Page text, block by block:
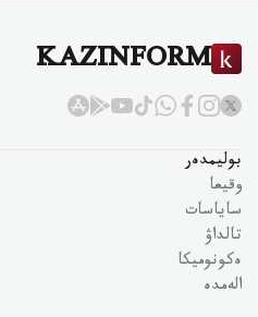
KAZINFORM
بوليمدەر
وقيعا
ساياسات
تالداۋ
ەكونوميكا
الەمدە